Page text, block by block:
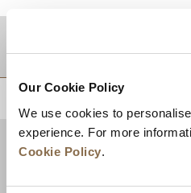
Our Cookie Policy
We use cookies to
experience. For more
Cookie Policy.